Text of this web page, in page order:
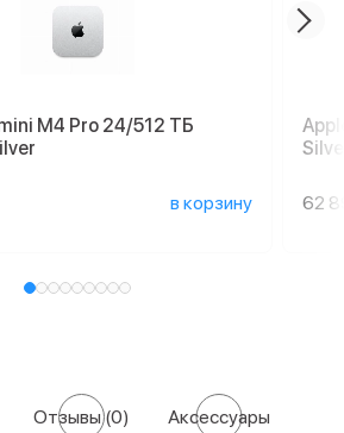
M4 Pro 24/512 ТБ
в корзину 62
Отзывы(0) Аксессуары